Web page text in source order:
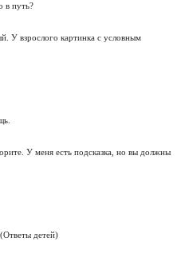
в путь?
У взрослого картинка с условным
У меня есть подсказка, но вы должны
детей)